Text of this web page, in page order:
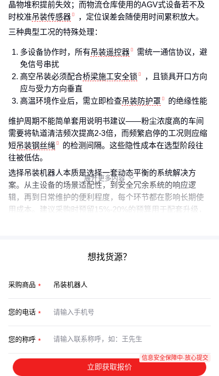
晶物堆积提前失效；而物流仓库使用的AGV式设备若不及
时校准吊装传感器
，定位误差会随使用时间累积放大。
三种典型工况的特殊处理：
多设备协作时，所有吊装遥控器
需统一通信协议，避
免信号串扰
高空吊装必须配合桥梁施工安全锁
，且锁具开口方向
应与受力方向垂直
高温环境作业后，需立即检查吊装防护罩 的绝缘性能
维护周期不能简单套用说明书建议——粉尘浓度高的车间
需要将轨道清洁频次提高2-3倍，而频繁启停的工况则应缩
短吊装钢丝绳
的检测间隔。这些隐性成本在选型阶段往
往被低估。
选择吊装机器人本质是选择一套动态平衡的系统解决方
案。从主设备的场景适配性，到安全冗余系统的响应逻
辑，再到日常维护的便利程度，每个环节都在影响长期使
用成本。建议采购时预留15%-20%的预算用于配套升级，
展开更多内容 
想找货源？
采购商品
您的电话
您的称呼
立即获取报价
信息安全保障中·放心提交